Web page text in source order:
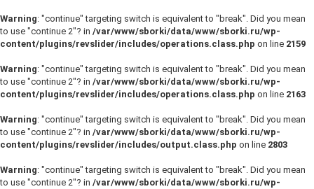
Warning: "continue" targeting switch is equivalent to "break". Did you mean
to use "continue 2"? in /var/www/sborki/data/www/sborki.ru/wp-
content/plugins/revslider/includes/operations.class.php on line 2159
Warning: "continue" targeting switch is equivalent to "break". Did you mean
to use "continue 2"? in /var/www/sborki/data/www/sborki.ru/wp-
content/plugins/revslider/includes/operations.class.php on line 2163
Warning: "continue" targeting switch is equivalent to "break". Did you mean
to use "continue 2"? in /var/www/sborki/data/www/sborki.ru/wp-
content/plugins/revslider/includes/output.class.php on line 2803
Warning: "continue" targeting switch is equivalent to "break". Did you mean
to use "continue 2"? in /var/www/sborki/data/www/sborki.ru/wp-